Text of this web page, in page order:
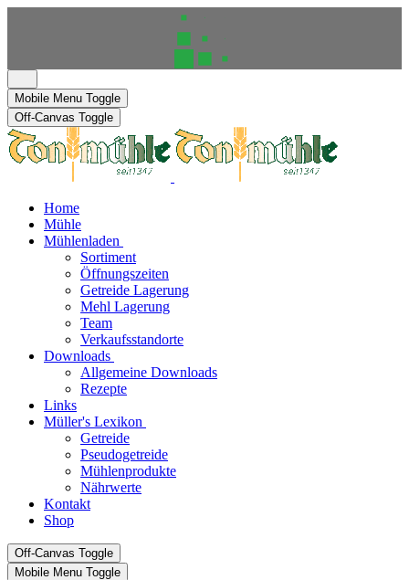
Mobile Menu Toggle
Off-Canvas Toggle
Home
Mühle
Mühlenladen
Sortiment
Öffnungszeiten
Getreide Lagerung
Mehl Lagerung
Team
Verkaufsstandorte
Downloads
Allgemeine Downloads
Rezepte
Links
Müller's Lexikon
Getreide
Pseudogetreide
Mühlenprodukte
Nährwerte
Kontakt
Shop
Off-Canvas Toggle
Mobile Menu Toggle